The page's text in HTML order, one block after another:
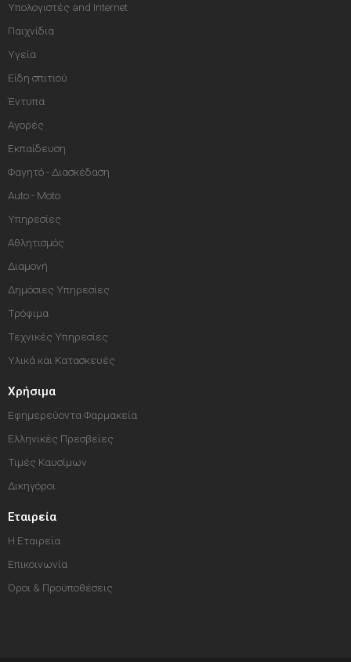
Υπολογιστές and Internet
Παιχνίδια
Υγεία
Είδη σπιτιού
Έντυπα
Αγορές
Εκπαίδευση
Φαγητό - Διασκέδαση
Auto - Moto
Υπηρεσίες
Αθλητισμός
Διαμονή
Δημόσιες Υπηρεσίες
Τρόφιμα
Τεχνικές Υπηρεσίες
Υλικά και Κατασκευές
Χρήσιμα
Εφημερεύοντα Φαρμακεία
Ελληνικές Πρεσβείες
Τιμές Καυσίμων
Δικηγόροι
Εταιρεία
Η Εταιρεία
Επικοινωνία
Όροι & Προϋποθέσεις